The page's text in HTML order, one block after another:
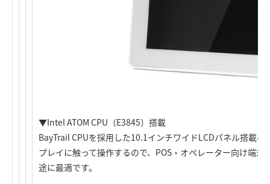
▼Intel ATOM CPU（E3845）搭載
BayTrail CPUを採用した10.1インチワイドLCDパネル搭載の
プレイに触って操作するので、POS・オペレーター向け端
途に最適です。